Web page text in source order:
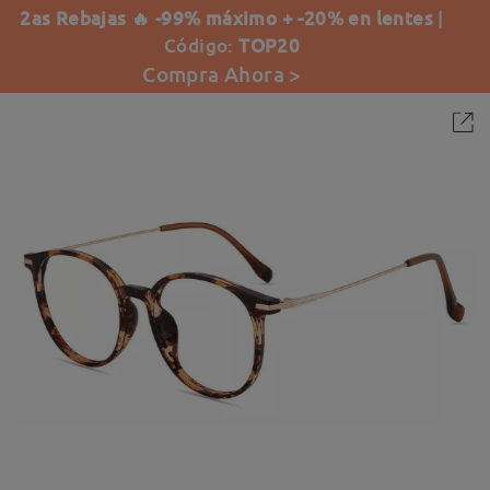
2as Rebajas 🔥 -99% máximo + -20% en lentes |
Código:TOP20
Compra Ahora >